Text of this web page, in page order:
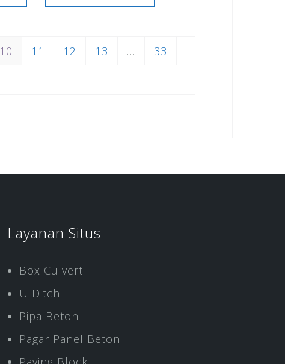
10 11 12 13 …
33
Layanan Situs
Box Culvert
U Ditch
Pipa Beton
Pagar Panel Beton